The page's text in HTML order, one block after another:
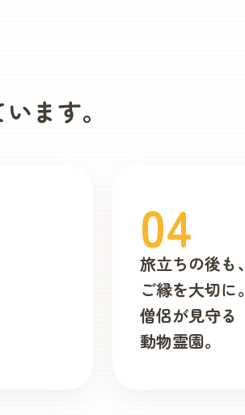
ます。
04
旅立ちの後も、
ご縁を大切に。
僧侶が見守る
動物霊園。